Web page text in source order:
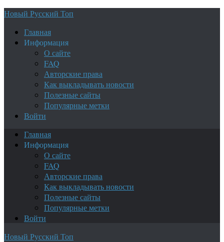
Новый Русский Топ
Главная
Информация
О сайте
FAQ
Авторские права
Как выкладывать новости
Полезные сайты
Популярные метки
Войти
Главная
Информация
О сайте
FAQ
Авторские права
Как выкладывать новости
Полезные сайты
Популярные метки
Войти
Новый Русский Топ